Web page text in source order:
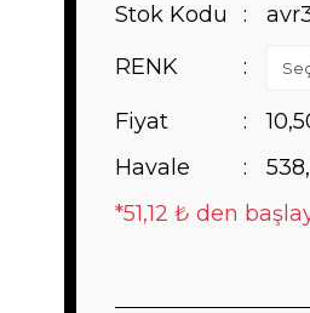
Stok Kodu
RENK
Fiyat
Havale
*51,12 ₺ den